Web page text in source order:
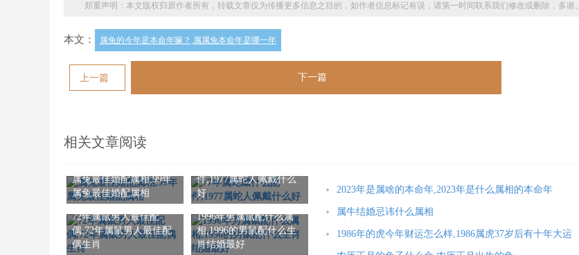
郑重声明：本文版权归原作者所有，转载文章仅为传播更多信息之目的，如作者信息标记有误，请第一时间联系我们修改或删除，多谢。
本文： 属兔的今年是本命年嘛？,属属兔本命年是哪一年
上一篇 下一篇
相关文章阅读
属兔最佳婚配属相,99年
属兔最佳婚配属相
件,1977属蛇人佩戴什么
好
72年属鼠男人最佳配
偶,72年属鼠男人最佳配
偶生肖
1996年男属鼠配什么属
相,1996的男鼠配什么生
肖结婚最好
2023年是属啥的本命年,2023年是什么属相的本命年
属牛结婚忌讳什么属相
1986年的虎今年财运怎么样,1986属虎37岁后有十年大运